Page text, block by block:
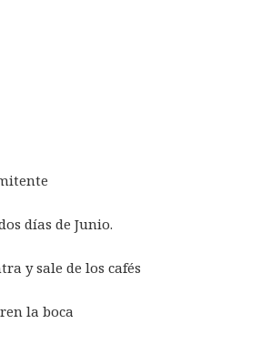
días de Junio.
y sale de los cafés
la boca